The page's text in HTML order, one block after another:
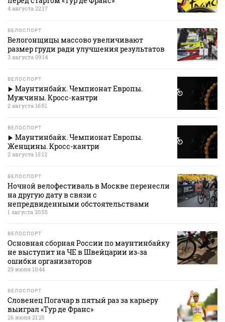
4 августа 22:17
ВЕЛОСПОРТ
Велогонщицы массово увеличивают
размер груди ради улучшения результатов
3 августа 09:14
ВЕЛОСПОРТ
Маунтинбайк. Чемпионат Европы.
Мужчины. Кросс-кантри
2 августа 16:51
ВЕЛОСПОРТ
Маунтинбайк. Чемпионат Европы.
Женщины. Кросс-кантри
2 августа 15:12
ВЕЛОСПОРТ
Ночной велофестиваль в Москве перенесли
на другую дату в связи с
непредвиденными обстоятельствами
1 августа 20:55
ВЕЛОСПОРТ
Основная сборная России по маунтинбайку
не выступит на ЧЕ в Швейцарии из‑за
ошибки организаторов
29 июля 10:44
ВЕЛОСПОРТ
Словенец Погачар в пятый раз за карьеру
выиграл «Тур де Франс»
26 июля 21:25